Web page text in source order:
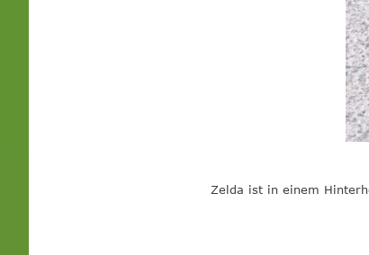
Zelda ist in einem